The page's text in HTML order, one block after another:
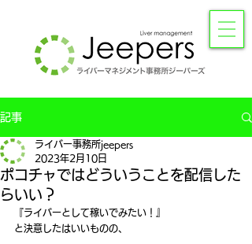
記事
ポコチャではどういうことを配信した
らいい？
ライバー事務所jeepers
2023年2月10日
『ライバーとして稼いでみたい！』
と決意したはいいものの、